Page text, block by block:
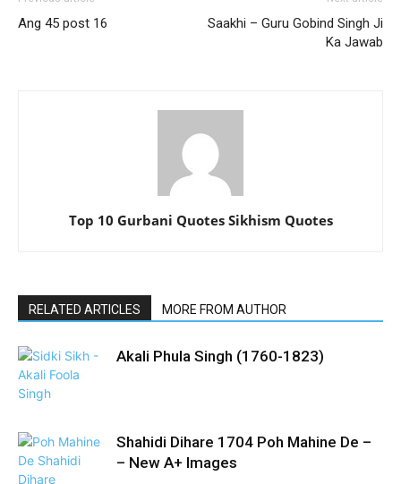
Ang 45 post 16
Saakhi – Guru Gobind Singh Ji
Ka Jawab
Top 10 Gurbani Quotes Sikhism Quotes
RELATED ARTICLES MORE FROM AUTHOR
Akali Phula Singh (1760-1823)
Shahidi Dihare 1704 Poh Mahine De –
– New A+ Images